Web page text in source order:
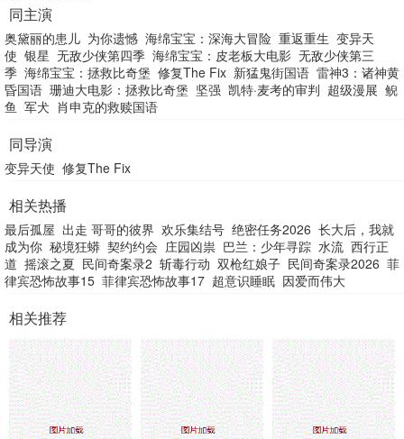
同主演
奥黛丽的患儿 为你遗憾 海绵宝宝：深海大冒险 重返重生 变异天
使 银星 无敌少侠第四季 海绵宝宝：皮老板大电影 无敌少侠第三
季 海绵宝宝：拯救比奇堡 修复The Fix 新猛鬼街国语 雷神3：诸神黄
昏国语 珊迪大电影：拯救比奇堡 坚强 凯特·麦考的审判 超级漫展 鲵
鱼 军犬 肖申克的救赎国语
同导演
变异天使 修复The Fix
相关热播
最后孤屋 出走 哥哥的彼界 欢乐集结号 绝密任务2026 长大后，我就
成为你 秘境狂蟒 契约约会 庄园凶祟 巴兰：少年寻踪 水流 西行正
道 摇滚之夏 民间奇案录2 斩毒行动 双枪红娘子 民间奇案录2026 菲
律宾恐怖故事15 菲律宾恐怖故事17 超意识睡眠 因爱而伟大
相关推荐